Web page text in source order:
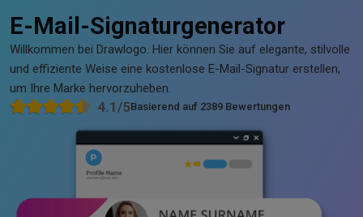
E-Mail-Signaturgenerator
Willkommen bei Drawlogo. Hier können Sie auf elegante, stilvolle
und effiziente Weise eine kostenlose E-Mail-Signatur erstellen,
um Ihre Marke hervorzuheben.
4.1/5Basierend auf 2389 Bewertungen